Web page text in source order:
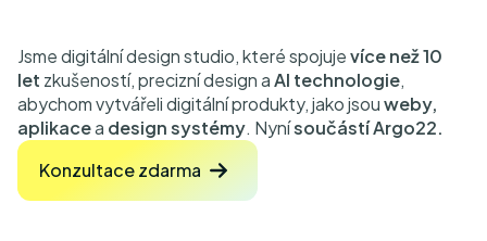
Jsme digitální design studio, které spojujevíce než 10
let zkušeností, precizní design aAI technologie,
abychom vytvářeli digitální produkty, jako jsouweby,
aplikacea design systémy. Nynísoučástí Argo22.
Konzultace zdarma